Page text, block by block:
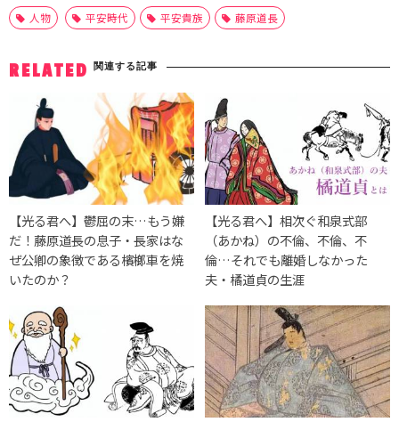
人物 平安時代 平安貴族 藤原道長
RELATED 関連する記事
【光る君へ】鬱屈の末…もう嫌
だ！藤原道長の息子・長家はな
ぜ公卿の象徴である檳榔車を焼
いたのか？
【光る君へ】相次ぐ和泉式部
（あかね）の不倫、不倫、不
倫…それでも離婚しなかった
夫・橘道貞の生涯